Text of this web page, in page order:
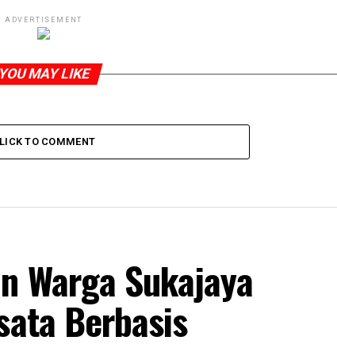
ADVERTISEMENT
YOU MAY LIKE
TO COMMENT
Warga Sukajaya
Berbasis